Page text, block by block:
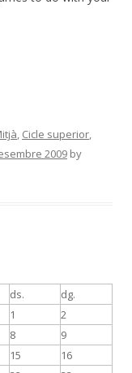
, Cicle superior,
2009 by
ds. dg.
1
2
8
9
15
16